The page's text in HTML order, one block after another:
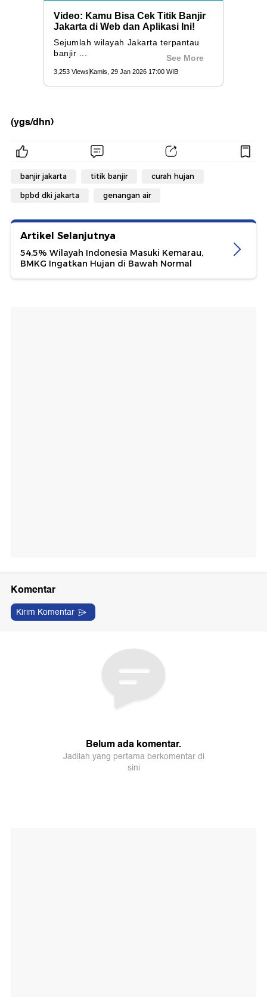
(ygs/dhn)
banjir jakarta titik banjir curah hujan
bpbd dki jakarta genangan air
Artikel Selanjutnya
54,5% Wilayah Indonesia Masuki Kemarau,
BMKG Ingatkan Hujan di Bawah Normal